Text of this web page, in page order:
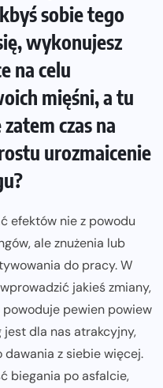
sobie tego
wykonujesz
na celu
mięśni, a tu
czas na
urozmaicenie
efektów nie z powodu
ale znużenia lub
do pracy. W
jakieś zmiany,
powoduje pewien powiew
dla nas atrakcyjny,
z siebie więcej.
biegania po asfalcie,